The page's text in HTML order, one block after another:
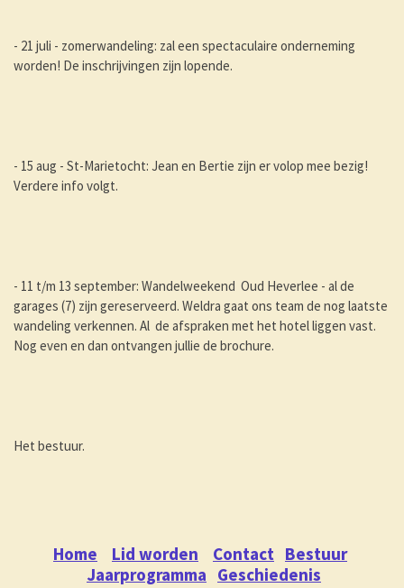
- 21 juli - zomerwandeling: zal een spectaculaire onderneming
worden! De inschrijvingen zijn lopende.
- 15 aug - St-Marietocht: Jean en Bertie zijn er volop mee bezig!
Verdere info volgt.
- 11 t/m 13 september: Wandelweekend Oud Heverlee - al de
garages (7) zijn gereserveerd. Weldra gaat ons team de nog laatste
wandeling verkennen. Al de afspraken met het hotel liggen vast.
Nog even en dan ontvangen jullie de brochure.
Het bestuur.
Home Lid worden Contact Bestuur
Jaarprogramma Geschiedenis